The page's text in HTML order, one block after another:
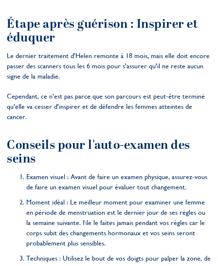
Étape après guérison : Inspirer et
éduquer
Le dernier traitement d'Helen remonte à 18 mois, mais elle doit encore
passer des scanners tous les 6 mois pour s'assurer qu'il ne reste aucun
signe de la maladie.
Cependant, ce n'est pas parce que son parcours est peut-être terminé
qu'elle va cesser d'inspirer et de défendre les femmes atteintes de
cancer.
Conseils pour l'auto-examen des
seins
Examen visuel : Avant de faire un examen physique, assurez-vous
de faire un examen visuel pour évaluer tout changement.
Moment idéal : Le meilleur moment pour examiner une femme
en période de menstruation est le dernier jour de ses règles ou
la semaine suivante. Ne le faites jamais pendant vos règles car le
corps subit des changements hormonaux et vos seins seront
probablement plus sensibles.
Techniques : Utilisez le bout de vos doigts pour palper la zone, de